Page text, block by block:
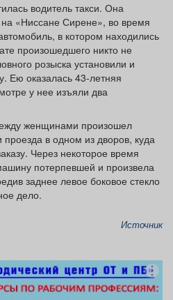
Проекты
водитель такси. Она
«Ниссане Сирене», во время
в котором находились
произошедшего никто не
розыска установили и
Ею оказалась 43-летняя
у нее изъяли два
женщинами произошел
проезда в одном из дворов, куда
Через некоторое время
потерпевшей и произвела
заднее левое боковое стекло
дело.
Источник